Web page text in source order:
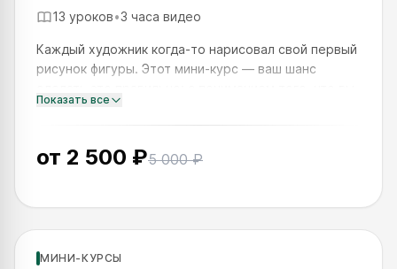
13 уроков•3 часа видео
Каждый художник когда-то нарисовал свой первый
рисунок фигуры. Этот мини-курс — ваш шанс
делаете, и с результатом, которым можно
Показать все
от 2 500 ₽5 000 ₽
SKILLS UP
МИНИ-КУРСЫ